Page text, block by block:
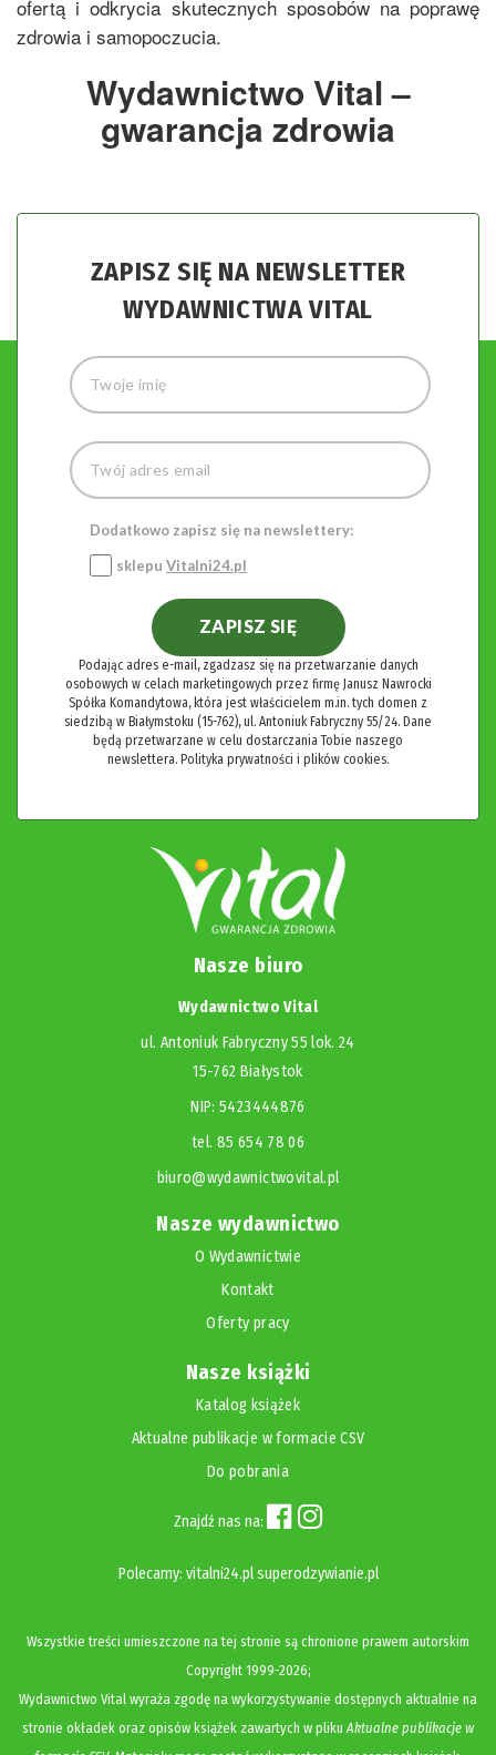
ofertą i odkrycia skutecznych sposobów na poprawę
zdrowia i samopoczucia.
Wydawnictwo Vital –
gwarancja zdrowia
ZAPISZ SIĘ NA NEWSLETTER
WYDAWNICTWA VITAL
Dodatkowo zapisz się na newslettery:
sklepu Vitalni24.pl
ZAPISZ SIĘ
Podając adres e-mail, zgadzasz się na przetwarzanie danych
osobowych w celach marketingowych przez firmę Janusz Nawrocki
Spółka Komandytowa, która jest właścicielem m.in. tych domen z
siedzibą w Białymstoku (15-762), ul. Antoniuk Fabryczny 55/24. Dane
będą przetwarzane w celu dostarczania Tobie naszego
newslettera. Polityka prywatności i plików cookies.
Nasze biuro
Wydawnictwo Vital
ul. Antoniuk Fabryczny 55 lok. 24
15-762 Białystok
NIP: 5423444876
tel. 85 654 78 06
biuro@wydawnictwovital.pl
Nasze wydawnictwo
O Wydawnictwie
Kontakt
Oferty pracy
Nasze książki
Katalog książek
Aktualne publikacje w formacie CSV
Do pobrania
Znajdź nas na:
Polecamy: vitalni24.pl superodzywianie.pl
Wszystkie treści umieszczone na tej stronie są chronione prawem autorskim
Copyright1999-2026;
Wydawnictwo Vital wyraża zgodę na wykorzystywanie dostępnych aktualnie na
stronie okładek oraz opisów książek zawartych w plikuAktualne publikacje w